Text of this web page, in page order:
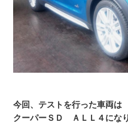
今回、テストを行った車両は
クーパーＳＤ ＡＬＬ４になり